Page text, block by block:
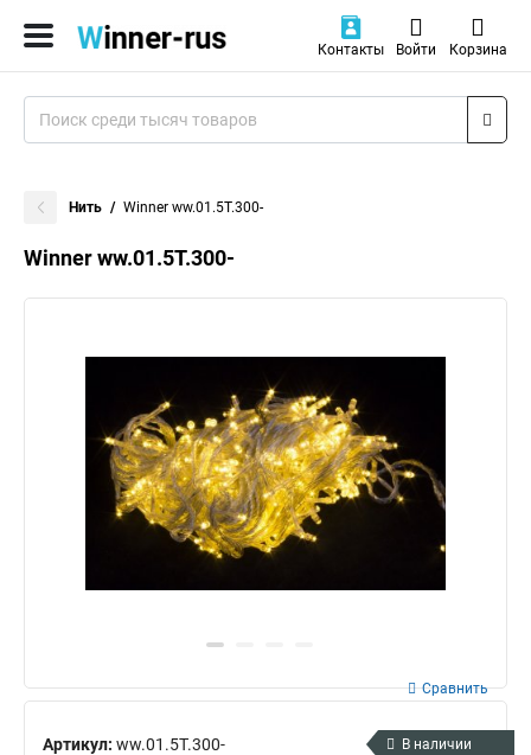
Контакты Войти Корзина
Нить Winner ww.01.5T.300-
Winner ww.01.5T.300-
Артикул: ww.01.5T.300-
Сравнить
В наличии